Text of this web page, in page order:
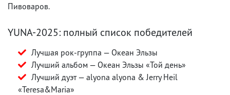
Пивоваров.
YUNA-2025: полный список победителей
Лучшая рок-группа — Океан Эльзы
Лучший альбом — Океан Эльзы «Той день»
Лучший дуэт — аlyona аlyona & Jerry Heil
«Teresa&Maria»